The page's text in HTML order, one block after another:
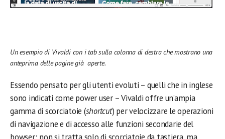
Un esempio di Vivaldi con i tab sulla colonna di destra che mostrano una
anteprima delle pagine già aperte.
Essendo pensato per gli utenti evoluti – quelli che in inglese
sono indicati come power user – Vivaldi offre un’ampia
gamma di scorciatoie (shortcut) per velocizzare le operazioni
di navigazione e di accesso alle funzioni secondarie del
bowser; non si tratta solo di scorciatoie da tastiera, ma